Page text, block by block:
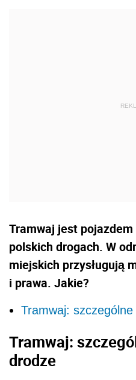
Tramwaj jest
polskich drogach. W
miejskich przysługują
i prawa. Jakie?
Tramwaj:
Tramwaj:
drodze